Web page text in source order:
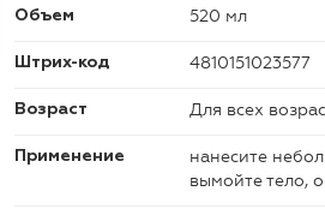
Объем 520 мл
Штрих-код 4810151023577
Возраст Для всех
Применение
нанесите
вымойте тело,